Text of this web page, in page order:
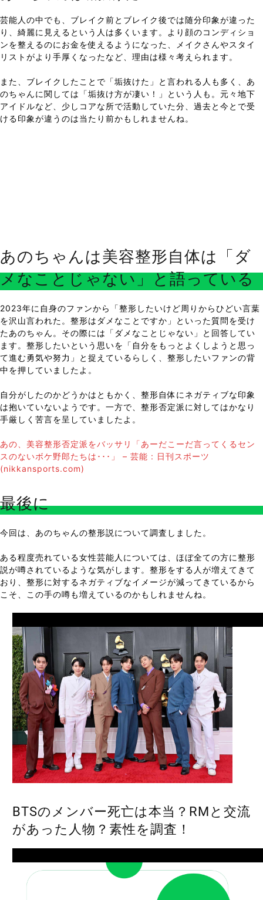
芸能人の中でも、ブレイク前とブレイク後では随分印象が違った
り、綺麗に見えるという人は多くいます。より顔のコンディショ
ンを整えるのにお金を使えるようになった、メイクさんやスタイ
リストがより手厚くなったなど、理由は様々考えられます。
また、ブレイクしたことで「垢抜けた」と言われる人も多く、あ
のちゃんに関しては「垢抜け方が凄い！」という人も。元々地下
アイドルなど、少しコアな所で活動していた分、過去と今とで受
ける印象が違うのは当たり前かもしれませんね。
あのちゃんは美容整形自体は「ダ
メなことじゃない」と語っている
2023年に自身のファンから「整形したいけど周りからひどい言葉
を沢山言われた。整形はダメなことですか」といった質問を受け
たあのちゃん。その際には「ダメなことじゃない」と回答してい
ます。整形したいという思いを「自分をもっとよくしようと思っ
て進む勇気や努力」と捉えているらしく、整形したいファンの背
中を押していましたよ。
自分がしたのかどうかはともかく、整形自体にネガティブな印象
は抱いていないようです。一方で、整形否定派に対してはかなり
手厳しく苦言を呈していましたよ。
あの、美容整形否定派をバッサリ「あーだこーだ言ってくるセン
スのないボケ野郎たちは･･･」 – 芸能 : 日刊スポーツ
(nikkansports.com)
最後に
今回は、あのちゃんの整形説について調査しました。
ある程度売れている女性芸能人については、ほぼ全ての方に整形
説が噂されているような気がします。整形をする人が増えてきて
おり、整形に対するネガティブなイメージが減ってきているから
こそ、この手の噂も増えているのかもしれませんね。
BTSのメンバー死亡は本当？RMと交流
があった人物？素性を調査！